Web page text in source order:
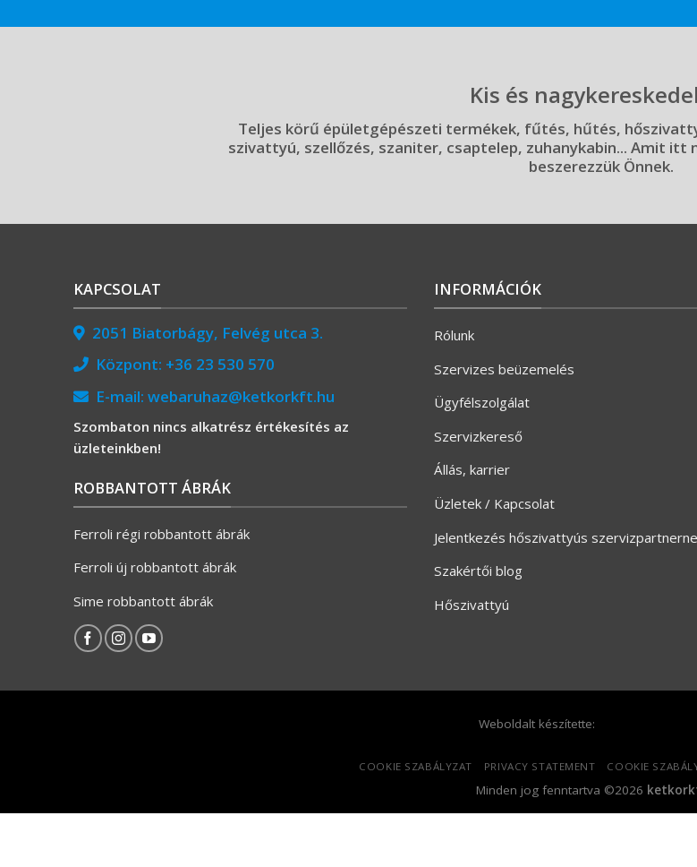
Kis és
Teljes körű épületgépészeti termékek, fűtés, hűtés,
szivattyú, szellőzés, szaniter, csaptelep, zuhanykabin... Amit
beszerezzük Önnek.
KAPCSOLAT
2051 Biatorbágy, Felvég utca 3.
Központ: +36 23 530 570
E-mail: webaruhaz@ketkorkft.hu
Szombaton nincs alkatrész értékesítés az
üzleteinkben!
ROBBANTOTT ÁBRÁK
Ferroli régi robbantott ábrák
Ferroli új robbantott ábrák
Sime robbantott ábrák
INFORMÁCIÓK
Rólunk
Szervizes beüzemelés
Ügyfélszolgálat
Szervizkereső
Állás, karrier
Üzletek / Kapcsolat
Jelentkezés hőszivattyús
Szakértői blog
Hőszivattyú
Weboldalt készítette:
COOKIE SZABÁLYZAT PRIVACY STATEMENT COOKIE
Minden jog fenntartva ©2026